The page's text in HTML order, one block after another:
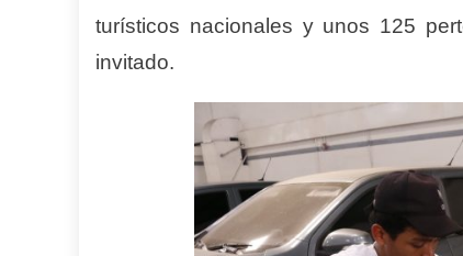
turísticos nacionales y unos 125
invitado.